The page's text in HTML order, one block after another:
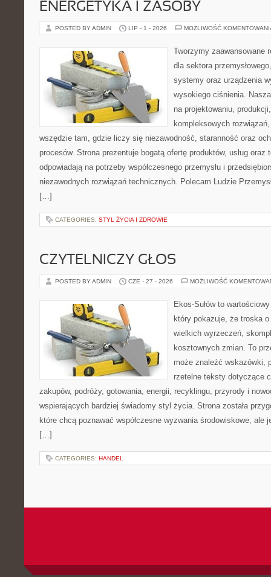
ENERGETYKA I ZASOBY
POSTED BY ADMIN LIP - 1 - 2026 MOŻLIWOŚĆ
Tworzymy zaawansowane
dla sektora
systemy oraz urządzenia
wysokiego ciśnienia.
na projektowaniu,
kompleksowych
wszędzie tam, gdzie liczy się niezawodność, staranność oraz
procesów. Strona prezentuje bogatą ofertę produktów, usług oraz
odpowiadają na potrzeby współczesnego przemysłu i
niezawodnych rozwiązań technicznych. Polecam Ludzie
[…]
CATEGORIES: STYL ŻYCIA I ZDROWIE
CZYTELNICZY GŁOS
POSTED BY ADMIN CZE - 27 - 2026 MOŻLIWOŚĆ
Ekos-Sułów to
który pokazuje, że troska
wielkich wyrzeczeń,
kosztownych zmian. To
może znaleźć wskazówki,
rzetelne teksty dotyczące
zakupów, podróży, gotowania, energii, recyklingu, przyrody i
wspierających bardziej świadomy styl życia. Strona została
które chcą poznawać współczesne wyzwania środowiskowe, ale
[…]
CATEGORIES: HANDEL